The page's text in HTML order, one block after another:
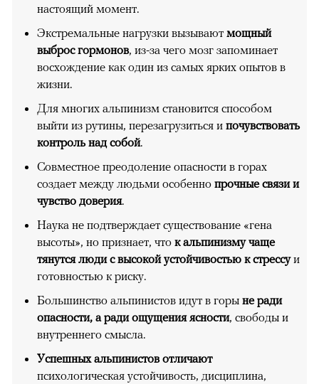
настоящий момент.
Экстремальные нагрузки вызывают мощный
выброс гормонов, из-за чего мозг запоминает
восхождение как один из самых ярких опытов в
жизни.
Для многих альпинизм становится способом
выйти из рутины, перезагрузиться и почувствовать
контроль над собой.
Совместное преодоление опасности в горах
создает между людьми особенно прочные связи и
чувство доверия.
Наука не подтверждает существование «гена
высоты», но признает, что к альпинизму чаще
тянутся люди с высокой устойчивостью к стрессуи
готовностью к риску.
Большинство альпинистов идут в горы не ради
опасности, а ради ощущения ясности, свободы и
внутреннего смысла.
Успешных альпинистов отличают
психологическая устойчивость, дисциплина,